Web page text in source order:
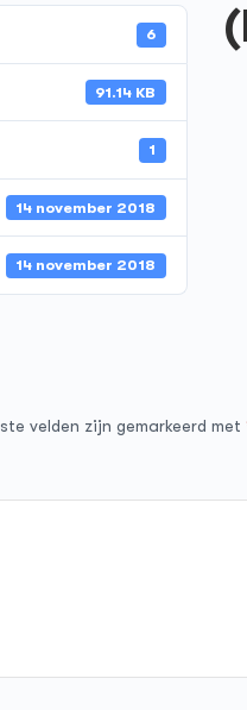
6
91.14 KB
1
14 november 2018
14 november 2018
velden zijn gemarkeerd met